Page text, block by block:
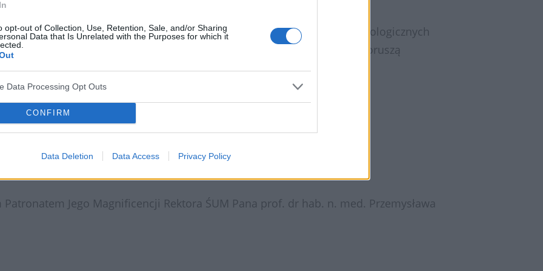
opt-out of Collection, Use, Retention, Sale, and/or Sharing
Data that Is Unrelated with the Purposes for which it
Data Processing Opt Outs
CONFIRM
Data Deletion Data Access Privacy Policy
lekarzy różnych specjalności zajmujących się leczeniem chorych onkologicznych
przygotować temat główny łączący kilka specjalności, które poruszą
leczeniu wybranych nowotworów:
Jego Magnificencji Rektora ŚUM Pana prof. dr hab. n. med. Przemysława